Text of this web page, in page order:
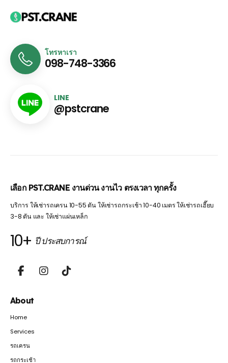
โทรหาเรา
098-748-3366
LINE
@pstcrane
เลือก PST.CRANE งานด่วน งานไว ตรงเวลา ทุกครั้ง
บริการ ให้เช่ารถเครน 10-55 ตัน ให้เช่ารถกระเช้า 10-40 เมตร ให้เช่ารถเฮี๊ยบ
3-8 ตัน และ ให้เช่าแผ่นเหล็ก
10+ ปี ประสบการณ์
About
Home
Services
รถเครน
รถกระเช้า